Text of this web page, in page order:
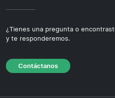
¿Tienes una pregunta o
y te responderemos.
Contáctanos